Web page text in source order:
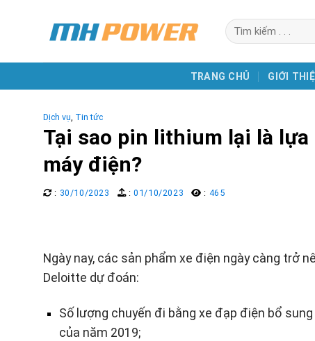
Search
for:
TRANG CHỦ GIỚI
Dịch vụ, Tin tức
Tại sao pin lithium lại là
máy điện?
: 30/10/2023 :01/10/2023 : 465
Ngày nay, các sản phẩm xe điện ngày càng trở
Deloitte dự đoán:
Số lượng chuyến đi bằng xe đạp điện bổ
của năm 2019;